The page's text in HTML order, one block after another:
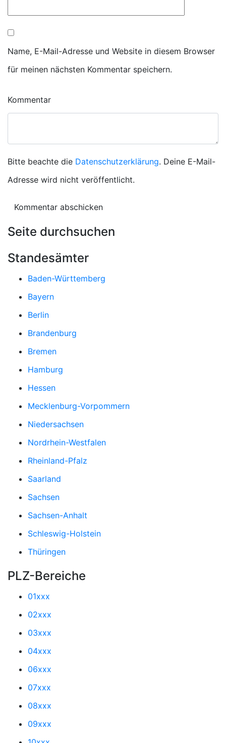
Name, E-Mail-Adresse und Website in diesem Browser
für meinen nächsten Kommentar speichern.
Kommentar
Bitte beachte die Datenschutzerklärung. Deine E-Mail-
Adresse wird nicht veröffentlicht.
Seite durchsuchen
Standesämter
Baden-Württemberg
Bayern
Berlin
Brandenburg
Bremen
Hamburg
Hessen
Mecklenburg-Vorpommern
Niedersachsen
Nordrhein-Westfalen
Rheinland-Pfalz
Saarland
Sachsen
Sachsen-Anhalt
Schleswig-Holstein
Thüringen
PLZ-Bereiche
01xxx
02xxx
03xxx
04xxx
06xxx
07xxx
08xxx
09xxx